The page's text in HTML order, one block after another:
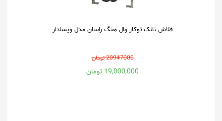
فلاش تانک توکار وال هنگ راسان مدل ویسادار
20947000 تومان
19,000,000 تومان